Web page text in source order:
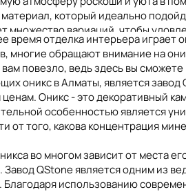
который идеально
множество вариаций, чтобы
в привлекательный внешний вид
в себе красоту и
для использования в ванных
предлагает полный спектр
Опытные специалисты компании
идеальный материал для
предпочтительным выбором для
время отделка интерьера играет
многие обращают внимание на
повезло, ведь здесь вы
оникс в Алматы, является
Оникс - это декоративный
особенностью является
от того, какова концентрация
во многом зависит от места
Завод QStone является одним из
Благодаря использованию